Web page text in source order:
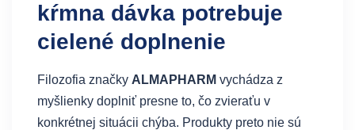
kŕmna dávka potrebuje
cielené doplnenie
Filozofia značky ALMAPHARM vychádza z
myšlienky doplniť presne to, čo zvieraťu v
konkrétnej situácii chýba. Produkty preto nie sú